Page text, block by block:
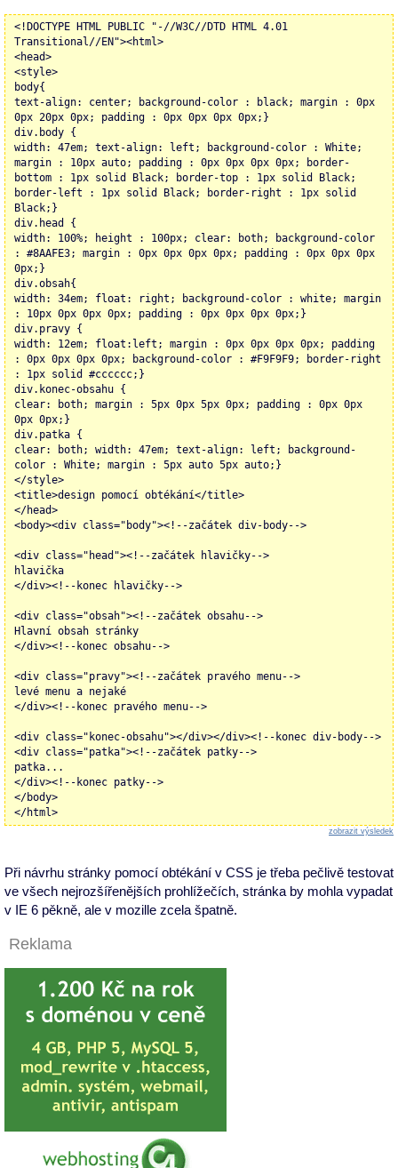
<!DOCTYPE HTML PUBLIC "-//W3C//DTD HTML 4.01
Transitional//EN"><html>
<head>
<style>
body{
text-align: center; background-color : black; margin : 0px
0px 20px 0px; padding : 0px 0px 0px 0px;}
div.body {
width: 47em; text-align: left; background-color : White;
margin : 10px auto; padding : 0px 0px 0px 0px; border-
bottom : 1px solid Black; border-top : 1px solid Black;
border-left : 1px solid Black; border-right : 1px solid
Black;}
div.head {
width: 100%; height : 100px; clear: both; background-color
: #8AAFE3; margin : 0px 0px 0px 0px; padding : 0px 0px 0px
0px;}
div.obsah{
width: 34em; float: right; background-color : white; margin
: 10px 0px 0px 0px; padding : 0px 0px 0px 0px;}
div.pravy {
width: 12em; float:left; margin : 0px 0px 0px 0px; padding
: 0px 0px 0px 0px; background-color : #F9F9F9; border-right
: 1px solid #cccccc;}
div.konec-obsahu {
clear: both; margin : 5px 0px 5px 0px; padding : 0px 0px
0px 0px;}
div.patka {
clear: both; width: 47em; text-align: left; background-
color : White; margin : 5px auto 5px auto;}
</style>
<title>design pomocí obtékání</title>
</head>
<body><div class="body"><!--začátek div-body-->
<div class="head"><!--začátek hlavičky-->
hlavička
</div><!--konec hlavičky-->
<div class="obsah"><!--začátek obsahu-->
Hlavní obsah stránky
</div><!--konec obsahu-->
<div class="pravy"><!--začátek pravého menu-->
levé menu a nejaké
</div><!--konec pravého menu-->
<div class="konec-obsahu"></div></div><!--konec div-body-->
<div class="patka"><!--začátek patky-->
patka...
</div><!--konec patky-->
</body>
</html>
zobrazit výsledek
Při návrhu stránky pomocí obtékání v CSS je třeba pečlivě testovat
ve všech nejrozšířenějších prohlížečích, stránka by mohla vypadat
v IE 6 pěkně, ale v mozille zcela špatně.
Reklama